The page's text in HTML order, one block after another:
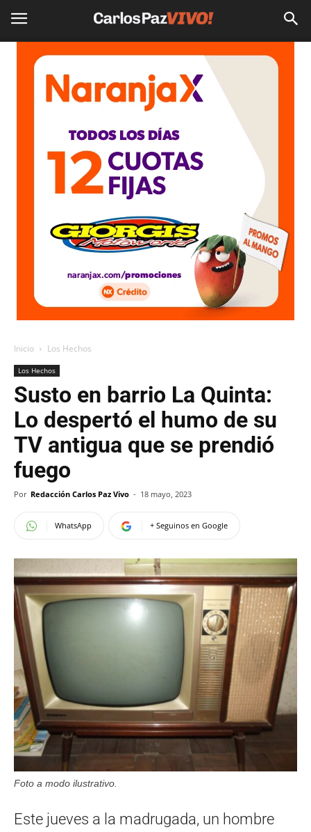
Inicio Los Hechos
Los Hechos
Susto en barrio La Quinta:
Lo despertó el humo de su
TV antigua que se prendió
fuego
Por Redacción Carlos Paz Vivo - 18 mayo, 2023
WhatsApp + Seguinos en Google
Foto a modo ilustrativo.
Este jueves a la madrugada, un hombre